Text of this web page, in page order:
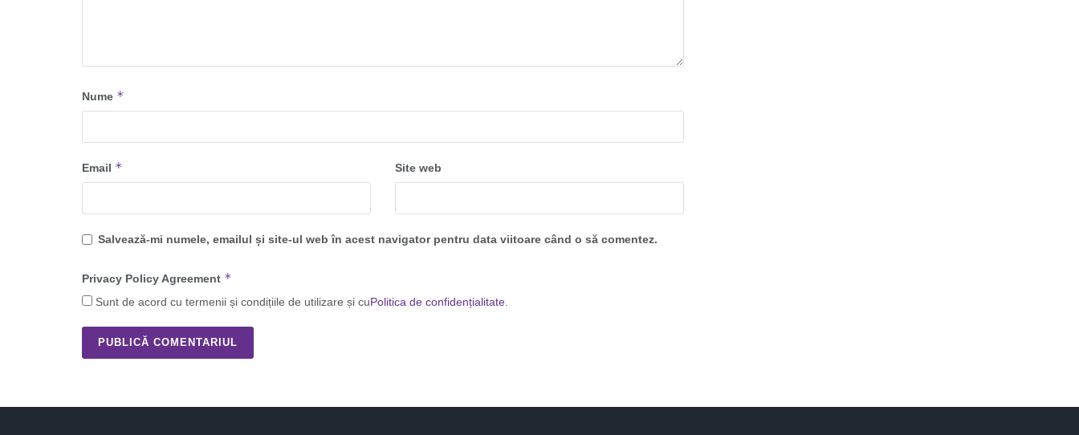
Nume *
Email * Site web
Salvează-mi numele, emailul și site-ul web în acest navigator pentru data viitoare când o să comentez.
Privacy Policy Agreement *
Sunt de acord cu termenii și condițiile de utilizare și cuPolitica de confidențialitate